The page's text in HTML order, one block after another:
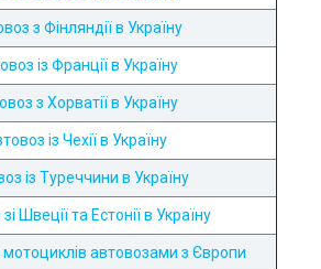
з Фінляндії в Україну
із Франції в Україну
з Хорватії в Україну
із Чехії в Україну
із Туреччини в Україну
Швеції та Естонії в Україну
автовозами з Європи